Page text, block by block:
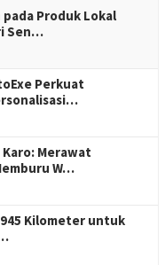
Produk Lokal
Sen…
Perkuat
Merawat
W…
Kilometer untuk